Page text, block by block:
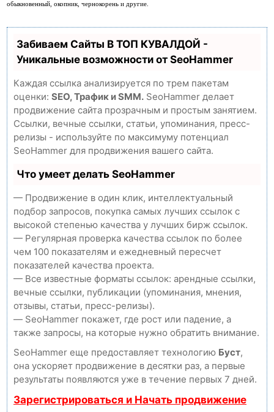
обыкновенный, окопник, чернокорень и другие.
Забиваем Сайты В ТОП КУВАЛДОЙ -
Уникальные возможности от SeoHammer
Каждая ссылка анализируется по трем пакетам
оценки: SEO, Трафик и SMM. SeoHammer делает
продвижение сайта прозрачным и простым занятием.
Ссылки, вечные ссылки, статьи, упоминания, пресс-
релизы - используйте по максимуму потенциал
SeoHammer для продвижения вашего сайта.
Что умеет делать SeoHammer
— Продвижение в один клик, интеллектуальный
подбор запросов, покупка самых лучших ссылок с
высокой степенью качества у лучших бирж ссылок.
— Регулярная проверка качества ссылок по более
чем 100 показателям и ежедневный пересчет
показателей качества проекта.
— Все известные форматы ссылок: арендные ссылки,
вечные ссылки, публикации (упоминания, мнения,
отзывы, статьи, пресс-релизы).
— SeoHammer покажет, где рост или падение, а
также запросы, на которые нужно обратить внимание.
SeoHammer еще предоставляет технологию Буст,
она ускоряет продвижение в десятки раз, а первые
результаты появляются уже в течение первых 7 дней.
Зарегистрироваться и Начать продвижение